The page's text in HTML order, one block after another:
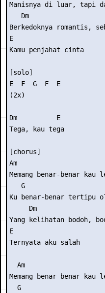
Manisnya di luar, tapi
   Dm
Berkedoknya romantis,
E
Kamu penjahat cinta
[solo]
E  F  G  F  E
(2x)
Dm          E
Tega, kau tega
[chorus]
Am
Memang benar-benar
   G
Ku benar-benar tertipu
     Dm
Yang kelihatan bodoh,
E
Ternyata aku salah
  Am
Memang benar-benar
  G